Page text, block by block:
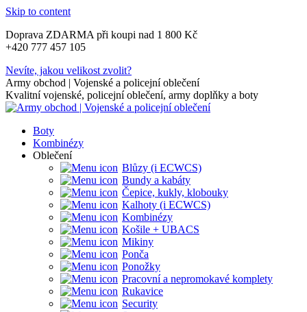
Skip to content
Doprava ZDARMA při koupi nad 1 800 Kč
+420 777 457 105
Nevíte, jakou velikost zvolit?
Army obchod | Vojenské a policejní oblečení
Kvalitní vojenské, policejní oblečení, army doplňky a boty
Boty
Kombinézy
Oblečení
Blůzy (i ECWCS)
Bundy a kabáty
Čepice, kukly, klobouky
Kalhoty (i ECWCS)
Kombinézy
Košile + UBACS
Mikiny
Ponča
Ponožky
Pracovní a nepromokavé komplety
Rukavice
Security